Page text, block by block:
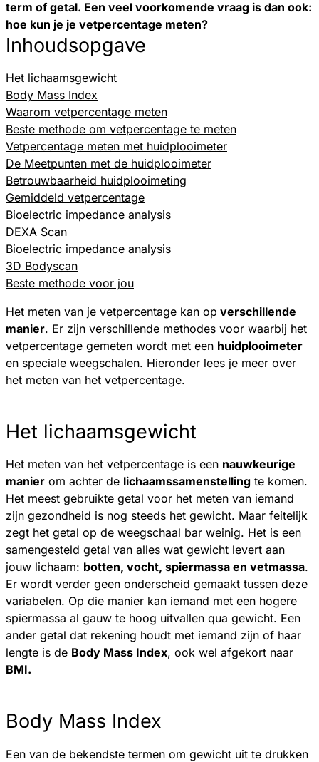
term of getal. Een veel voorkomende vraag is dan ook:
hoe kun je je vetpercentage meten?
Inhoudsopgave
Het lichaamsgewicht
Body Mass Index
Waarom vetpercentage meten
Beste methode om vetpercentage te meten
Vetpercentage meten met huidplooimeter
De Meetpunten met de huidplooimeter
Betrouwbaarheid huidplooimeting
Gemiddeld vetpercentage
Bioelectric impedance analysis
DEXA Scan
Bioelectric impedance analysis
3D Bodyscan
Beste methode voor jou
Het meten van je vetpercentage kan op verschillende
manier. Er zijn verschillende methodes voor waarbij het
vetpercentage gemeten wordt met een huidplooimeter
en speciale weegschalen. Hieronder lees je meer over
het meten van het vetpercentage.
Het lichaamsgewicht
Het meten van het vetpercentage is een nauwkeurige
manier om achter de lichaamssamenstelling te komen.
Het meest gebruikte getal voor het meten van iemand
zijn gezondheid is nog steeds het gewicht. Maar feitelijk
zegt het getal op de weegschaal bar weinig. Het is een
samengesteld getal van alles wat gewicht levert aan
jouw lichaam: botten, vocht, spiermassa en vetmassa.
Er wordt verder geen onderscheid gemaakt tussen deze
variabelen. Op die manier kan iemand met een hogere
spiermassa al gauw te hoog uitvallen qua gewicht. Een
ander getal dat rekening houdt met iemand zijn of haar
lengte is de Body Mass Index, ook wel afgekort naar
BMI.
Body Mass Index
Een van de bekendste termen om gewicht uit te drukken